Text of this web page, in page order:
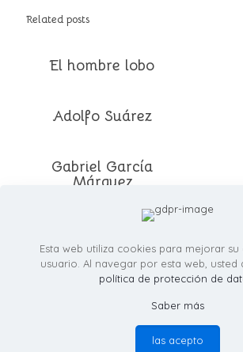
Related posts
El hombre lobo
Adolfo Suárez
Gabriel García
Márquez
Simios
© RicardoMartinezIllustration.com -
reservados -política de
Esta web utiliza cookies para mejorar su
usuario. Al navegar por esta web, usted
política de protección de
Saber más
las acepto